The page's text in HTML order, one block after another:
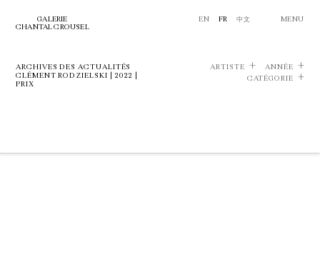
GALERIE
CHANTAL CROUSEL
EN FR 中文 MENU
ARCHIVES DES ACTUALITÉS
CLÉMENT RODZIELSKI | 2022 |
PRIX
ARTISTE
ANNÉE
CATÉGORIE